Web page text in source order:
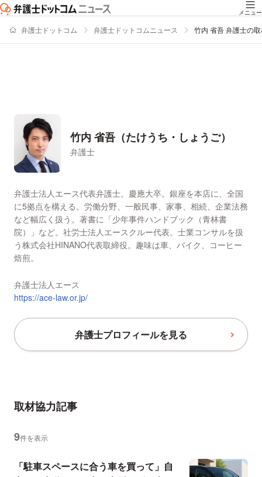
メニュー
弁護士ドットコム 弁護士ドットコムニュース 竹内 省吾 弁護士の
竹内 省吾（たけうち・しょうご）
弁護士
弁護士法人エース代表弁護士。慶應大卒。銀座を本店に、全国
に5拠点を構える。労働分野、一般民事、家事、相続、企業法務
など幅広く扱う。著書に「少年事件ハンドブック（青林書
院）」など。社労士法人エースクルー代表。士業コンサルを扱
う株式会社HINANO代表取締役。趣味は車、バイク、コーヒー
焙煎。
弁護士法人エース
https://ace-law.or.jp/
弁護士プロフィールを見る
取材協力記事
9件を表示
「駐車スペースに合う車を買って」自